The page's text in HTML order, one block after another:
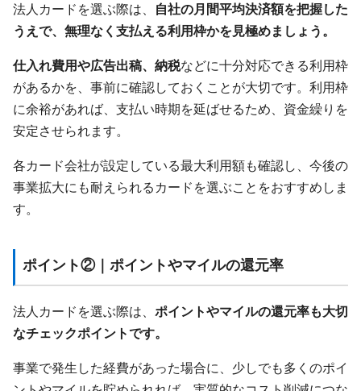
法人カードを選ぶ際は、
自社の月間平均決済額を把握した
うえで、無理なく支払える利用枠かを見極めましょう。
仕入れ費用や広告出稿、納税などに十分対応できる利用枠
があるかを、事前に確認しておくことが大切です。利用枠
に余裕があれば、支払い時期を延ばせるため、資金繰りを
安定させられます。
各カード会社が設定している最大利用額も確認し、今後の
事業拡大にも耐えられるカードを選ぶことをおすすめしま
す。
ポイント②｜ポイントやマイルの還元率
法人カードを選ぶ際は、 ポイントやマイルの還元率も大切
なチェックポイントです。
事業で発生した経費があった場合に、少しでも多くのポイ